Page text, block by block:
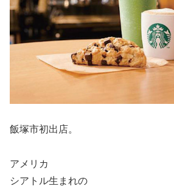
飯塚市初出店。
アメリカ
シアトル生まれの